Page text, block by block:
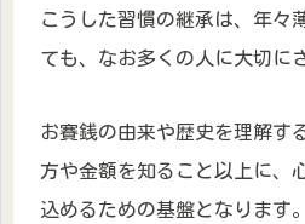
こうした習慣の継承は、年々
ても、なお多くの人に大切に
お賽銭の由来や歴史を理解す
方や金額を知ること以上に、
込めるための基盤となります